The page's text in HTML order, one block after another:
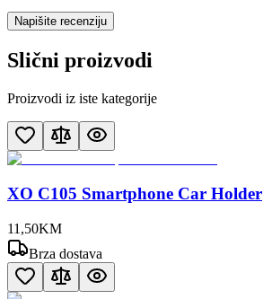
Napišite recenziju
Slični proizvodi
Proizvodi iz iste kategorije
XO C105 Smartphone Car Holder
11 ,50KM
Brza dostava